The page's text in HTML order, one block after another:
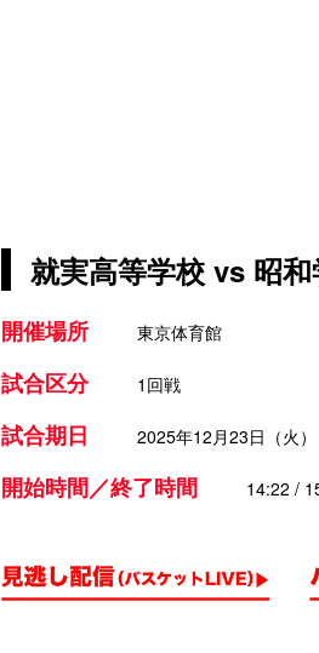
就実高等学校 vs 昭
開催場所 東京体育館
試合区分 1回戦
試合期日 2025年12月23日（火）
開始時間／終了時間 14:22 /